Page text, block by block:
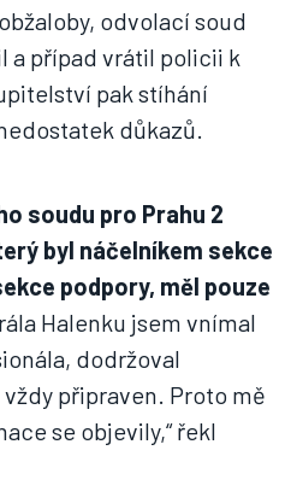
odvolací soud
a případ vrátil policii k
pak stíhání
důkazů.
soudu pro Prahu 2
byl náčelníkem sekce
podpory, měl pouze
Halenku jsem vnímal
dodržoval
připraven. Proto mě
se objevily,“ řekl